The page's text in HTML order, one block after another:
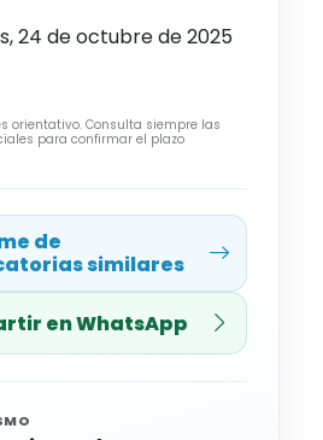
24 de octubre de 2025
orientativo. Consulta siempre las
para confirmar el plazo
de
similares
en WhatsApp